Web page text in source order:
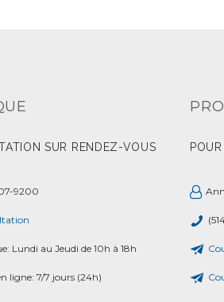
SUR RENDEZ-VOUS
9200
Lundi au Jeudi de 10h à 18h
ligne: 7/7 jours (24h)